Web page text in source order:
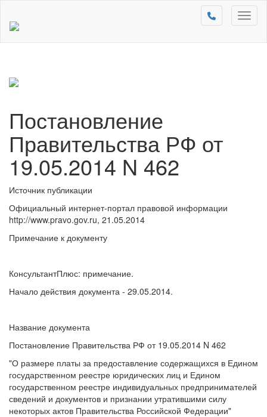
Постановление
Правительства РФ от
19.05.2014 N 462
Источник публикации
Официальный интернет-портал правовой информации
http://www.pravo.gov.ru, 21.05.2014
Примечание к документу
КонсультантПлюс: примечание.
Начало действия документа - 29.05.2014.
Название документа
Постановление Правительства РФ от 19.05.2014 N 462
"О размере платы за предоставление содержащихся в Едином
государственном реестре юридических лиц и Едином
государственном реестре индивидуальных предпринимателей
сведений и документов и признании утратившими силу
некоторых актов Правительства Российской Федерации"